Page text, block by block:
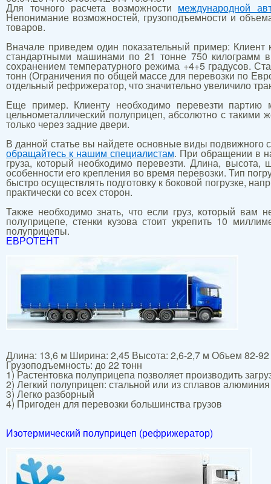
Для точного расчета возможности международной
Непонимание возможностей, грузоподъемности и
товаров.
Вначале приведем один показательный пример: Клиент
стандартными машинами по 21 тонне 750 килограмм
сохранением температурного режима +4+5 градусов.
тонн (Ограничения по общей массе для перевозки по
отдельный рефрижератор, что значительно увеличило
Еще пример. Клиенту необходимо перевезти партию
цельнометаллический полуприцеп, абсолютно с такими
только через задние двери.
В данной статье вы найдете основные виды
обращайтесь к нашим специалистам. При обращении в
груза, который необходимо перевезти. Длина,
особенности его крепления во время перевозки. Тип
быстро осуществлять подготовку к боковой погрузке,
практически со всех сторон.
Также необходимо знать, что если груз, который вам
полуприцепе, стенки кузова стоит укрепить 10
полуприцепы.
ЕВРОТЕНТ
Длина: 13,6 м Ширина: 2,45 Высота: 2,6-2,7 м Объем 82-
Грузоподъемность: до 22 тонн
1) Растентовка полуприцепа позволяет производить
2) Легкий полуприцеп: стальной или из сплавов алюминия
3) Легко разборный
4) Пригоден для перевозки большинства грузов
Изотермический полуприцеп (рефрижератор)